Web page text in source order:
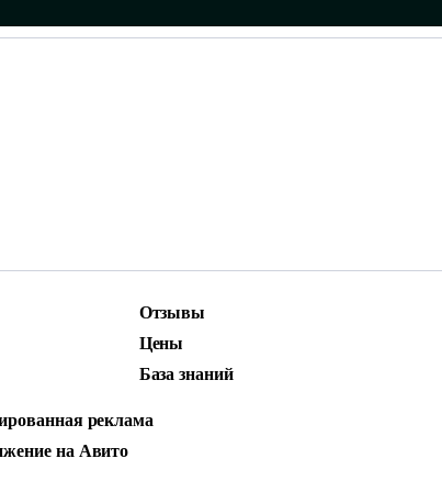
реклама
на Авито
Отзывы
Цены
База знаний
АГЕНТСТВА